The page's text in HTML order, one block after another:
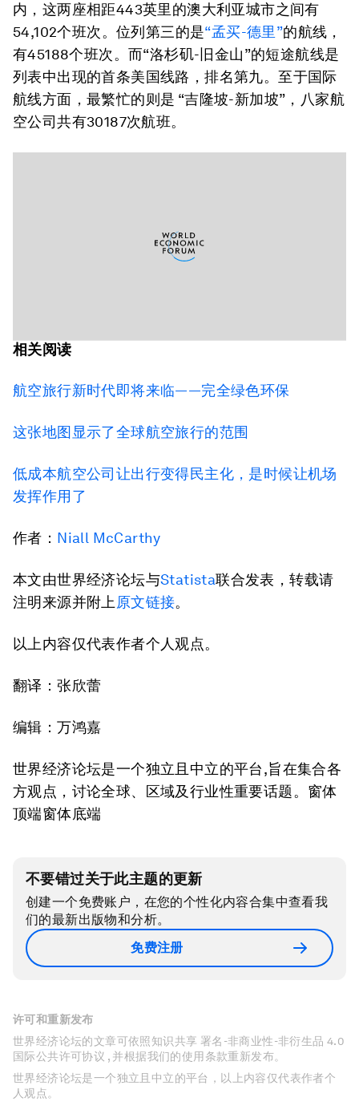
内，这两座相距443英里的澳大利亚城市之间有
54,102个班次。位列第三的是“孟买-德里”的航线，
有45188个班次。而“洛杉矶-旧金山”的短途航线是
列表中出现的首条美国线路，排名第九。至于国际
航线方面，最繁忙的则是 “吉隆坡-新加坡”，八家航
空公司共有30187次航班。
相关阅读
航空旅行新时代即将来临——完全绿色环保
这张地图显示了全球航空旅行的范围
低成本航空公司让出行变得民主化，是时候让机场
发挥作用了
作者： Niall McCarthy
本文由世界经济论坛与Statista联合发表，转载请
注明来源并附上 原文链接。
以上内容仅代表作者个人观点。
翻译：张欣蕾
编辑：万鸿嘉
世界经济论坛是一个独立且中立的平台,旨在集合各
方观点，讨论全球、区域及行业性重要话题。窗体
顶端窗体底端
不要错过关于此主题的更新
创建一个免费账户，在您的个性化内容合集中查看我
们的最新出版物和分析。
免费注册
许可和重新发布
世界经济论坛的文章可依照知识共享 署名-非商业性-非衍生品 4.0
国际公共许可协议 , 并根据我们的使用条款重新发布。
世界经济论坛是一个独立且中立的平台，以上内容仅代表作者个
人观点。